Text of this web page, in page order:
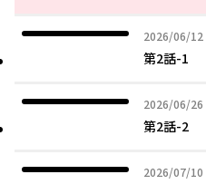
大きすぎる胸のせいでハプニング
デッッッッかすぎる幼馴染と過
2026/06/12
2026年06月
第2話-1
2026/06/26
2026年06月
第2話-2
2026/07/10
2026年07月